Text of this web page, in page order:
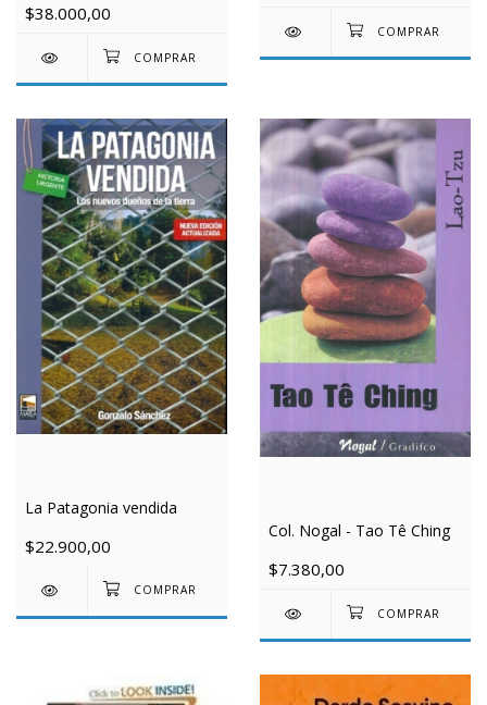
$38.000,00
La Patagonia vendida
$22.900,00
Col. Nogal - Tao Tê Ching
$7.380,00